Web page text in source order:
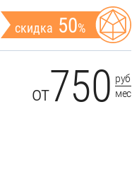
скидка 50%
от750 руб
мес